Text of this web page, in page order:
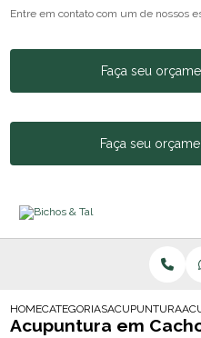
Entre em contato com um de nossos
Faça seu
Faça seu
HOMECATEGORIASACUPUNTURA
Acupuntura em